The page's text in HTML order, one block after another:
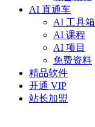
AI 直通车
AI 工具箱
AI 课程
AI 项目
免费资料
精品软件
开通 VIP
站长加盟